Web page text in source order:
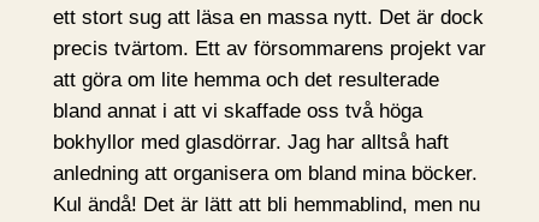
ett stort sug att läsa en massa nytt. Det är dock
precis tvärtom. Ett av försommarens projekt var
att göra om lite hemma och det resulterade
bland annat i att vi skaffade oss två höga
bokhyllor med glasdörrar. Jag har alltså haft
anledning att organisera om bland mina böcker.
Kul ändå! Det är lätt att bli hemmablind, men nu